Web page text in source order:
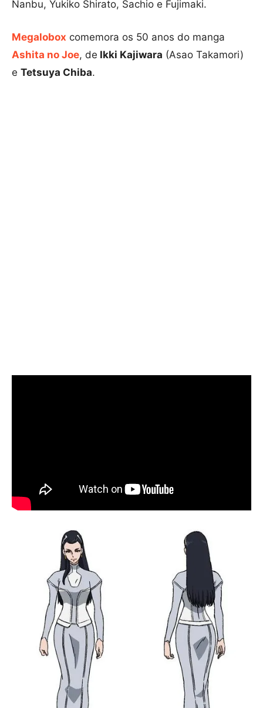
Nanbu, Yukiko Shirato, Sachio e Fujimaki.
Megalobox comemora os 50 anos do manga
Ashita no Joe, de Ikki Kajiwara (Asao Takamori)
e Tetsuya Chiba.